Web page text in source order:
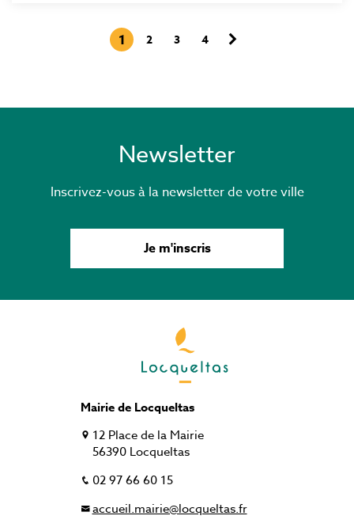
PaginationPage
courante
1 Page
2 Page
3 Page
4 Page
Newsletter
Inscrivez-vous à la newsletter de votre ville
Je m'inscris
Mairie de Locqueltas
12 Place de la Mairie
56390 Locqueltas
02 97 66 60 15
accueil.mairie@locqueltas.fr